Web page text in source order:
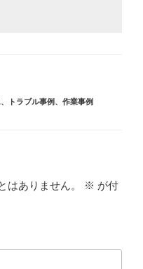
、 トラブル事例 、 作業事例
はありません。 ※ が付